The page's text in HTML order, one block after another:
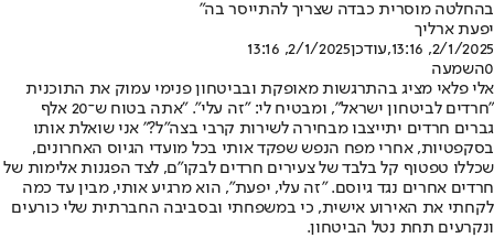
בהחלטה מוסרית כבדה שצריך להתייסר בה"
יפעת ארליך
2/1/2025, 13:16
,עודכן2/1/2025, 13:16
0השמעה
אלי פלאי מציג בהתרגשות מאופקת ובביטחון פנימי עמוק את התוכנית
"חרדים לביטחון ישראל", ומבטיח לי: "זה עלי". "אתה בטוח ש־20 אלף
גברים חרדים יתייצבו מבחירה לשירות קרבי בצה"ל?" אני שואלת אותו
בסקפטיות, אחרי מפח הנפש שפקד אותי בכל מועדי הגיוס האחרונים,
שכללו טפטוף קל בלבד של צעירים חרדים לבקו"ם, לצד הפגנות אלימות של
חרדים אחרים נגד גיוסם. "זה עלי, יפעת", הוא מרגיע אותי, מבין עד כמה
לקחתי את האירוע אישית, כי במשפחתי ובסביבה החברתית שלי כורעים
ונקרעים תחת נטל הביטחון.